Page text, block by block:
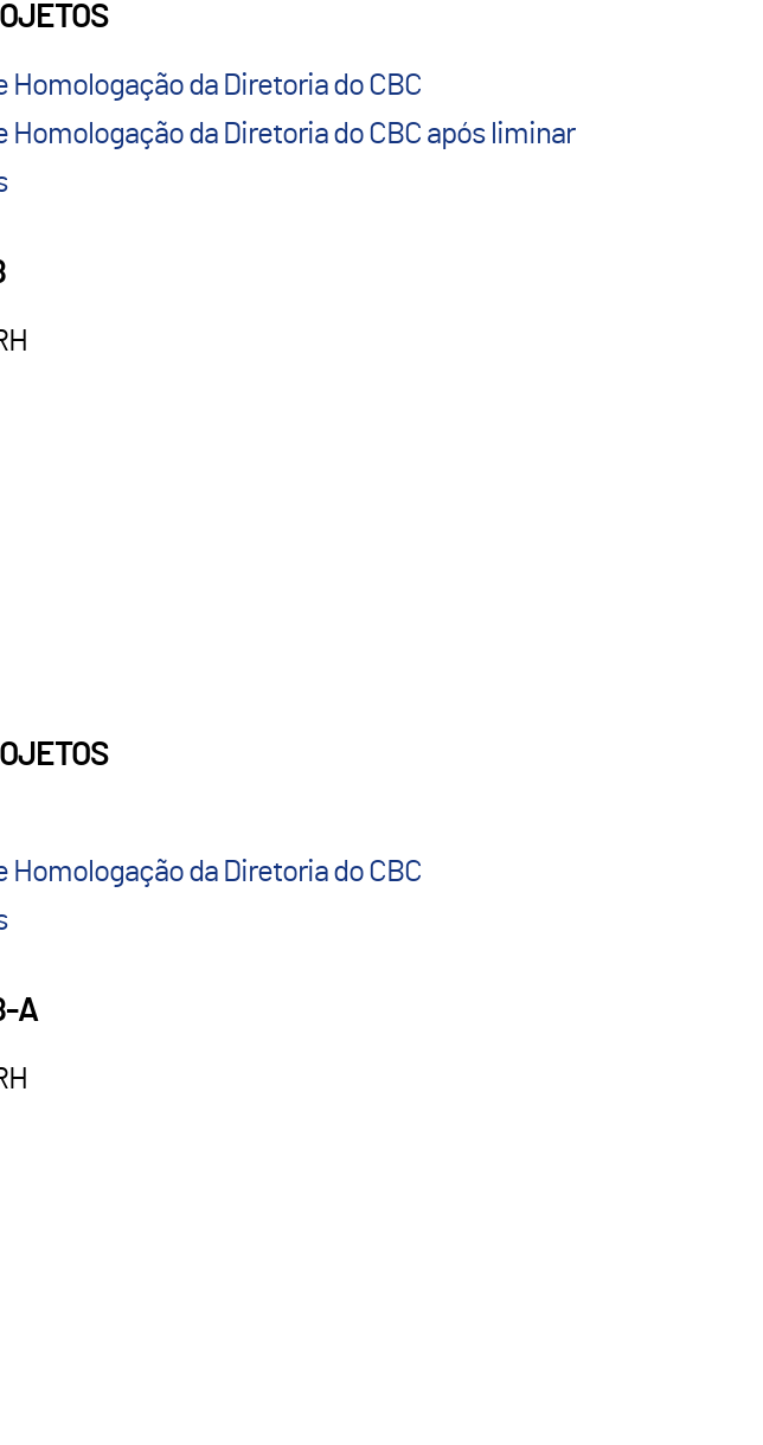
Homologação da Diretoria do CBC
da Diretoria do CBC após liminar
Homologação da Diretoria do CBC
A